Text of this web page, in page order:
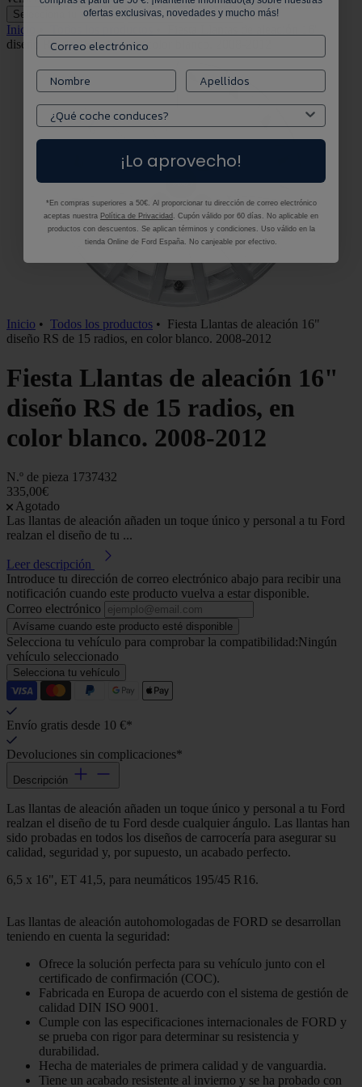
Selecciona tu vehículo Selecciona tu vehículo
Inicio
diseño RS de 15 radios, en color blanco. 2008-2012
Inicio • Todos los productos • Fiesta Llantas de aleación 16"
diseño RS de 15 radios, en color blanco. 2008-2012
Fiesta Llantas de aleación 16"
diseño RS de 15 radios, en
color blanco. 2008-2012
N.º de pieza 1737432
335,00€
Agotado
Las llantas de aleación añaden un toque único y personal a tu Ford
realzan el diseño de tu ...
Leer descripción
Introduce tu dirección de correo electrónico abajo para recibir una
notificación cuando este producto vuelva a estar disponible.
Correo electrónico
Avísame cuando este producto esté disponible
Selecciona tu vehículo para comprobar la compatibilidad:Ningún
vehículo seleccionado
Selecciona tu vehículo
Envío gratis desde 10 €*
Devoluciones sin complicaciones*
Descripción
Las llantas de aleación añaden un toque único y personal a tu Ford
realzan el diseño de tu Ford desde cualquier ángulo. Las llantas han
sido probadas en todos los diseños de carrocería para asegurar su
calidad, seguridad y, por supuesto, un acabado perfecto.
6,5 x 16", ET 41,5, para neumáticos 195/45 R16.
Las llantas de aleación autohomologadas de FORD se desarrollan
teniendo en cuenta la seguridad:
Ofrece la solución perfecta para su vehículo junto con el
certificado de confirmación (COC).
Fabricada en Europa de acuerdo con el sistema de gestión de
calidad DIN ISO 9001.
Cumple con las especificaciones internacionales de FORD y
se prueba con rigor para determinar su resistencia y
durabilidad.
Hecha de materiales de primera calidad y de vanguardia.
Tiene un acabado resistente al invierno y se ha probado con
ofertas exclusivas, novedades y mucho más!
¡Lo aprovecho!
*En compras superiores a 50€. Al proporcionar tu dirección de correo electrónico
aceptas nuestra Política de Privacidad . Cupón válido por 60 días. No aplicable en
productos con descuentos. Se aplican términos y condiciones. Uso válido en la
tienda Online de Ford España. No canjeable por efectivo.